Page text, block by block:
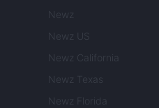
Newz
Newz US
Newz California
Newz Texas
Newz Florida